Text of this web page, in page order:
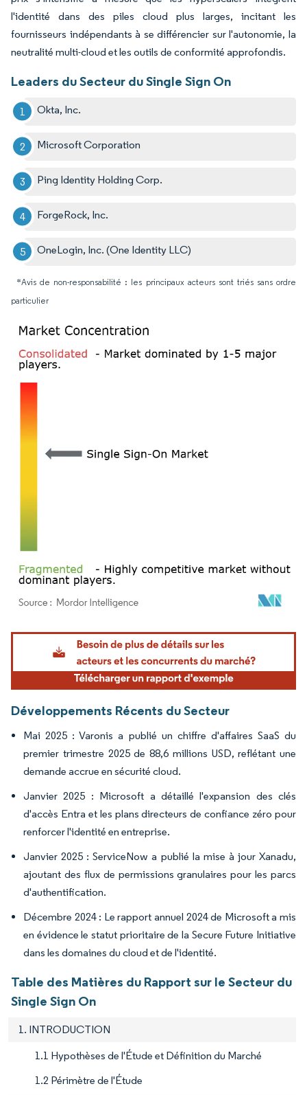
l'identité dans des piles cloud plus larges, incitant les
fournisseurs indépendants à se différencier sur l'autonomie, la
neutralité multi-cloud et les outils de conformité approfondis.
Leaders du Secteur du Single Sign On
Okta, Inc.
Microsoft Corporation
Ping Identity Holding Corp.
ForgeRock, Inc.
OneLogin, Inc. (One Identity LLC)
*Avis de non-responsabilité : les principaux acteurs sont triés sans ordre
particulier
Image © Mordor Intelligence. La réutilisation nécessite une attribution sous CC BY
Développements Récents du Secteur
Mai 2025 : Varonis a publié un chiffre d'affaires SaaS du
premier trimestre 2025 de 88,6 millions USD, reflétant une
demande accrue en sécurité cloud.
Janvier 2025 : Microsoft a détaillé l'expansion des clés
d'accès Entra et les plans directeurs de confiance zéro pour
renforcer l'identité en entreprise.
Janvier 2025 : ServiceNow a publié la mise à jour Xanadu,
ajoutant des flux de permissions granulaires pour les parcs
d'authentification.
Décembre 2024 : Le rapport annuel 2024 de Microsoft a mis
en évidence le statut prioritaire de la Secure Future Initiative
dans les domaines du cloud et de l'identité.
Table des Matières du Rapport sur le Secteur du
Single Sign On
1. INTRODUCTION
1.1 Hypothèses de l'Étude et Définition du Marché
1.2 Périmètre de l'Étude